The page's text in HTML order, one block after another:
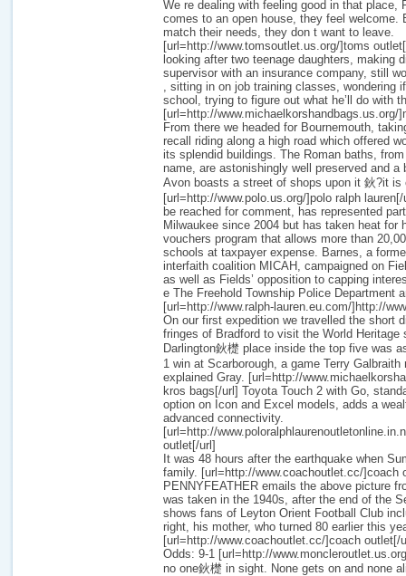
We re dealing with feeling good in that place,
comes to an open house, they feel welcome.
match their needs, they don t want to leave.
[url=http://www.tomsoutlet.us.org/]toms
looking after two teenage daughters, making
supervisor with an insurance company, still
, sitting in on job training classes, wondering
school, trying to figure out what he’ll do with
[url=http://www.michaelkorshandbags.us.org/
From there we headed for Bournemouth,
recall riding along a high road which offered
its splendid buildings. The Roman baths,
name, are astonishingly well preserved and a
Avon boasts a street of shops upon it 鈥?it is
[url=http://www.polo.us.org/]polo ralph
be reached for comment, has represented
Milwaukee since 2004 but has taken heat for
vouchers program that allows more than
schools at taxpayer expense. Barnes, a
interfaith coalition MICAH, campaigned on
as well as Fields’ opposition to capping
e The Freehold Township Police Department
[url=http://www.ralph-lauren.eu.com/]http://
On our first expedition we travelled the short
fringes of Bradford to visit the World Heritage
Darlington鈥檚 place inside the top five was
1 win at Scarborough, a game Terry
explained Gray. [url=http://
kros bags[/url] Toyota Touch 2 with Go,
option on Icon and Excel models, adds a
advanced connectivity.
[url=http://
outlet[/url]
It was 48 hours after the earthquake when
family. [url=http://www.coachoutlet.cc/]coach
PENNYFEATHER emails the above picture
was taken in the 1940s, after the end of the
shows fans of Leyton Orient Football Club
right, his mother, who turned 80 earlier this
[url=http://www.coachoutlet.cc/]coach outlet[/
Odds: 9-1 [url=http://
no one鈥檚 in sight. None gets on and none